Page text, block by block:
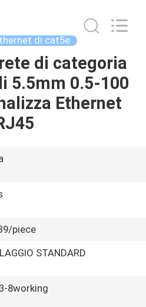
di cat5e
di categoria
5.5mm 0.5-100
Ethernet
piece
STANDARD
8working